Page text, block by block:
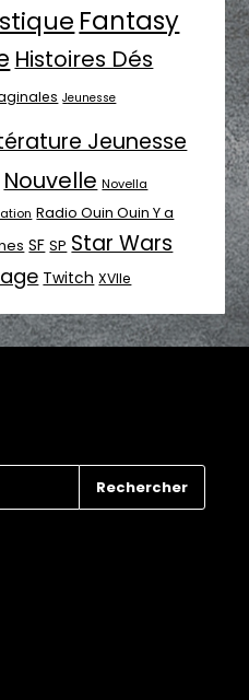
Fantasy
Histoires Dés
Jeunesse
Jeunesse
Nouvelle Novella
Radio Ouin Ouin Y a
SF SP Star Wars
Twitch XVIIe